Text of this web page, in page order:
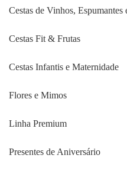
Cestas de Vinhos,
Cestas Fit & Frutas
Cestas Infantis e Maternidade
Flores e Mimos
Linha Premium
Presentes de Aniversário